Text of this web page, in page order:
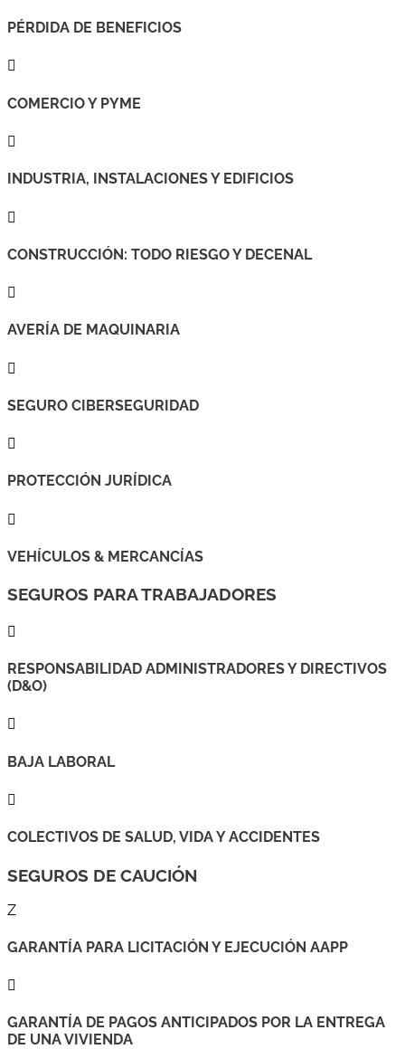
PÉRDIDA DE BENEFICIOS

COMERCIO Y PYME

INDUSTRIA, INSTALACIONES Y EDIFICIOS

CONSTRUCCIÓN: TODO RIESGO Y DECENAL

AVERÍA DE MAQUINARIA

SEGURO CIBERSEGURIDAD

PROTECCIÓN JURÍDICA

VEHÍCULOS & MERCANCÍAS
SEGUROS PARA TRABAJADORES

RESPONSABILIDAD ADMINISTRADORES Y DIRECTIVOS
(D&O)

BAJA LABORAL

COLECTIVOS DE SALUD, VIDA Y ACCIDENTES
SEGUROS DE CAUCIÓN
Z
GARANTÍA PARA LICITACIÓN Y EJECUCIÓN AAPP

GARANTÍA DE PAGOS ANTICIPADOS POR LA ENTREGA
DE UNA VIVIENDA